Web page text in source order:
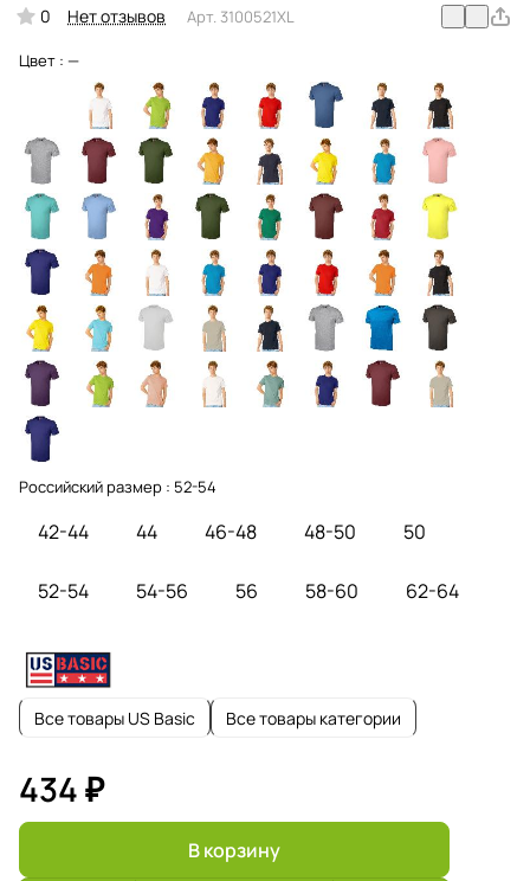
0 Нет отзывов Арт. 3100521XL
Цвет : —
Российский размер : 52-54
42-44 44 46-48 48-50 50
52-54 54-56 56 58-60 62-64
Все товары US Basic Все товары категории
434 ₽
В корзину